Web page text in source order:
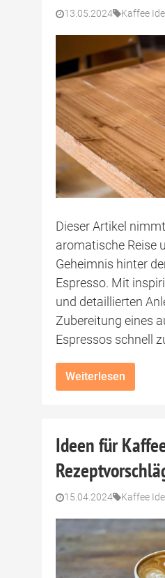
13.05.2024 Kaffee
Dieser Artikel
aromatische Reise
Geheimnis hinter
Espresso. Mit
und detaillierten
Zubereitung eines
Espressos schnell
Weiterlesen
Ideen für
15.04.2024 Kaffee